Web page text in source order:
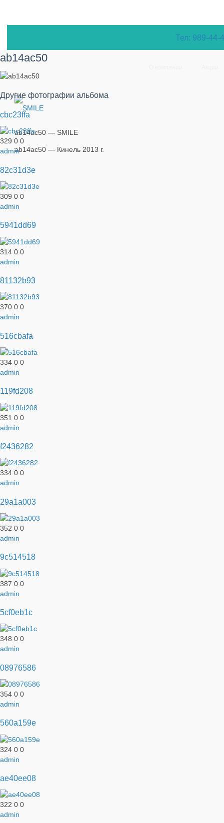
Тел: 989-44-
ab14ac50 — SMILE
ab14ac50 — Кинель 2013 г.
ab14ac50
Другие фотографии альбома
cbc23ffa
329 0 0
admin
82c31d3e
309 0 0
admin
5941dd69
314 0 0
admin
81132b93
370 0 0
admin
516cbafa
334 0 0
admin
119fd208
351 0 0
admin
f2436282
334 0 0
admin
29a1a003
352 0 0
admin
9c514518
387 0 0
admin
5cf0eb1c
348 0 0
admin
08976586
354 0 0
admin
560a159e
324 0 0
admin
ae40ee08
322 0 0
admin